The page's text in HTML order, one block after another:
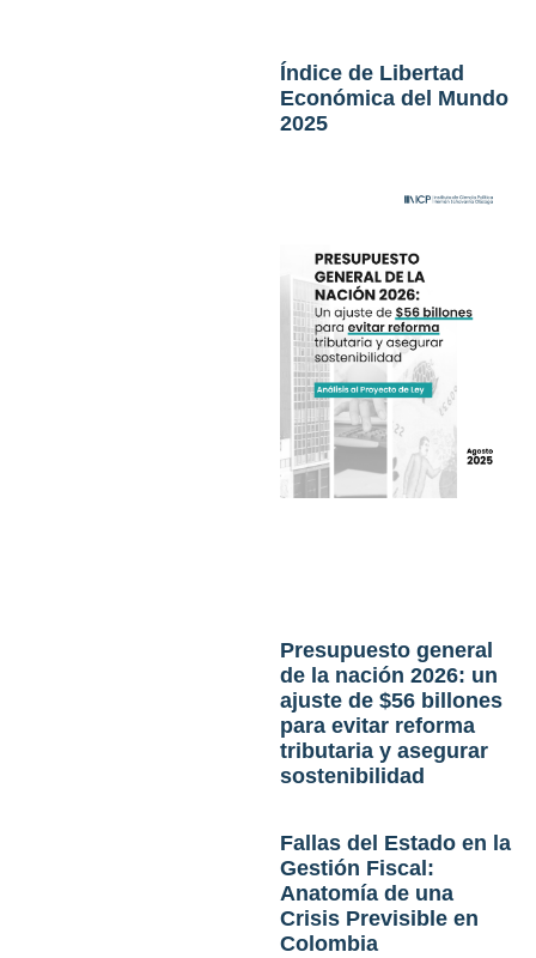
Índice de Libertad
Económica del Mundo
2025
Presupuesto general
de la nación 2026: un
ajuste de $56 billones
para evitar reforma
tributaria y asegurar
sostenibilidad
Fallas del Estado en la
Gestión Fiscal:
Anatomía de una
Crisis Previsible en
Colombia